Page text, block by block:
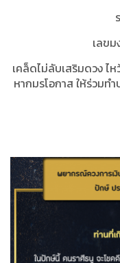
เลข
เคล็ดไม่ลับเสริมดวง ไ
หากมรโอกาส ให้ร่วมท